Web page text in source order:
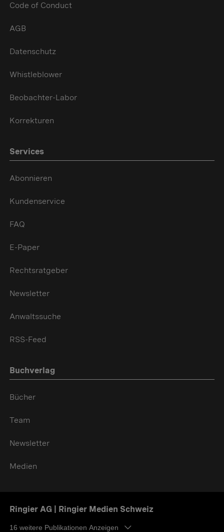
Code of Conduct
AGB
Datenschutz
Whistleblower
Beobachter-Labor
Korrekturen
Services
Abonnieren
Kundenservice
FAQ
E-Paper
Rechtsratgeber
Newsletter
Anwaltssuche
RSS-Feed
Buchverlag
Bücher
Team
Newsletter
Medien
Ringier AG | Ringier Medien Schweiz
16 weitere Publikationen Anzeigen